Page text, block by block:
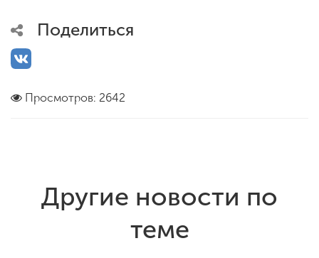
Поделиться
Просмотров: 2642
Другие новости по
теме